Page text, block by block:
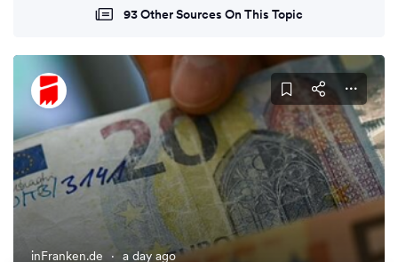
93 Other Sources On This Topic
inFranken.de · a day ago